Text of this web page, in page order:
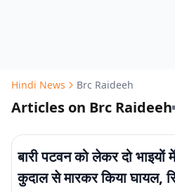
Hindi News Brc Raideeh
Articles on Brc Raideeh
बारी पटवन को लेकर दो भाइयों
कुदाल से मारकर किया घायल,